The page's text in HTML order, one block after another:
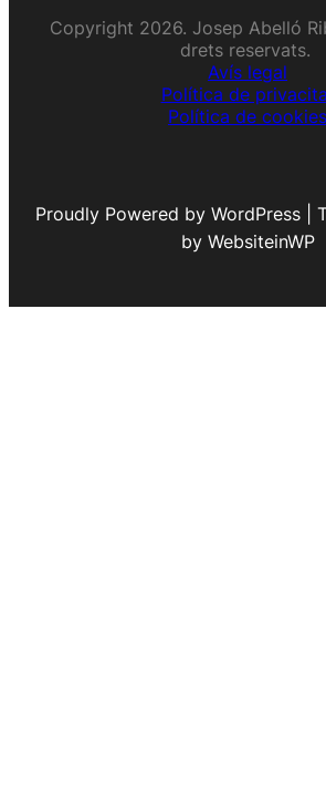
Copyright 2026. Josep Abelló
drets reservats.
Avís legal
Política de
Política de cookies
Proudly Powered by WordPress |
by WebsiteinWP